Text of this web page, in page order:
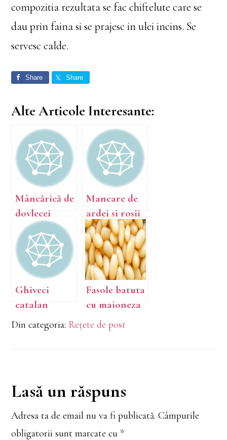
compozitia rezultata se fac chiftelute care se
dau prin faina si se prajesc in ulei incins. Se
servesc calde.
Share Share
Alte Articole Interesante:
Mâncărică de
dovlecei
Mancare de
ardei si rosii
Ghiveci
catalan
Fasole batuta
cu maioneza
de post
Din categoria: Rețete de post
Reader
Interactions
Lasă un răspuns
Adresa ta de email nu va fi publicată. Câmpurile
obligatorii sunt marcate cu *